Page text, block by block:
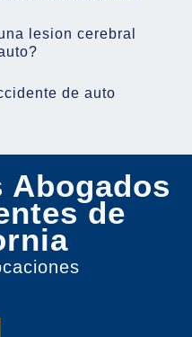
lesion cerebral
de auto
Abogados
de